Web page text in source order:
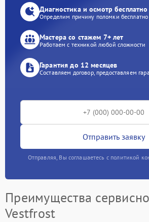
Диагностика и осмотр бесплатно
Определим причину поломки бесплатно
Мастера со стажем 7+ лет
Работаем с техникой любой сложности
Гарантия до 12 месяцев
Составляем договор, предоставляем
Отправить заявку
Отправляя, Вы соглашаетесь с политикой
Преимущества
Vestfrost